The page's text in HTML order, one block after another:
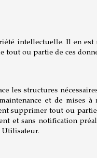
intellectuelle. Il en est
ou partie de ces
les structures
et de mises
supprimer tout ou
et sans notification
Utilisateur.